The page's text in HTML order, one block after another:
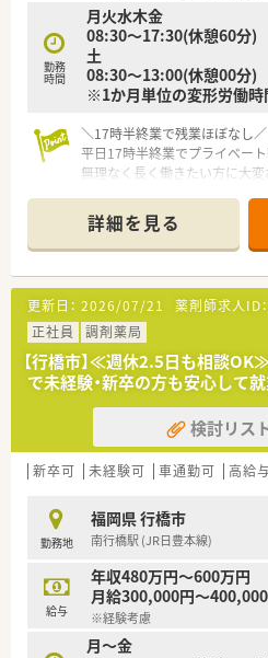
■正社員としての採用で、賞与
あり日々の頑張りがしっかりと
■認定薬剤師取得支援制度やe-
社としてスキルアップを全面的
勤務
時間
月火水木金
08:30～17:30(休憩60分)
土
08:30～13:00(休憩00分)
※1か月単位の変形労働時
＼17時半終業で残業ほぼなし／
平日17時半終業でプライベー
無理なく長く働きたい方に大変
【店舗情報と応需状況について】
■最寄りの行橋駅から車で5分
■主な応需科目は精神科と心療
■スタッフは常勤2名とパート
【募集背景と求める人物像につい
■欠員補充のため精神科領域に
す。
■患者様との対話を大切にし
す。
■40代までの若手から新卒の
【法人特徴について】
す。
■薬剤師でもある若手社長の
です。
■共同経営グループとの連携
す。
【求人情報について】
■調剤経験1年以上の方には年
詳細を見る
更新日： 2026/07/21 薬剤師求人ID：
正社員
調剤薬局
【行橋市】≪週休2.5日も相談
で未経験・新卒の方も安心して
検討リス
新卒可 未経験可 車通勤可 高給
勤務地
福岡県 行橋市
南行橋駅 (JR日豊本線)
給与
年収480万円～600万円
月給300,000円～
※経験考慮
月～金